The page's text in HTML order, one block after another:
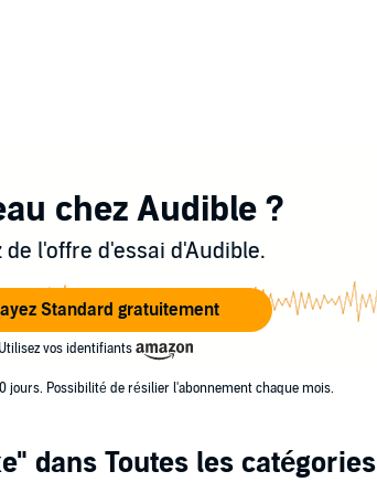
chez Audible ?
de l'offre d'essai d'Audible.
Standard gratuitement
Utilisez vos identifiants
jours. Possibilité de résilier l'abonnement chaque mois.
dans Toutes les catégories